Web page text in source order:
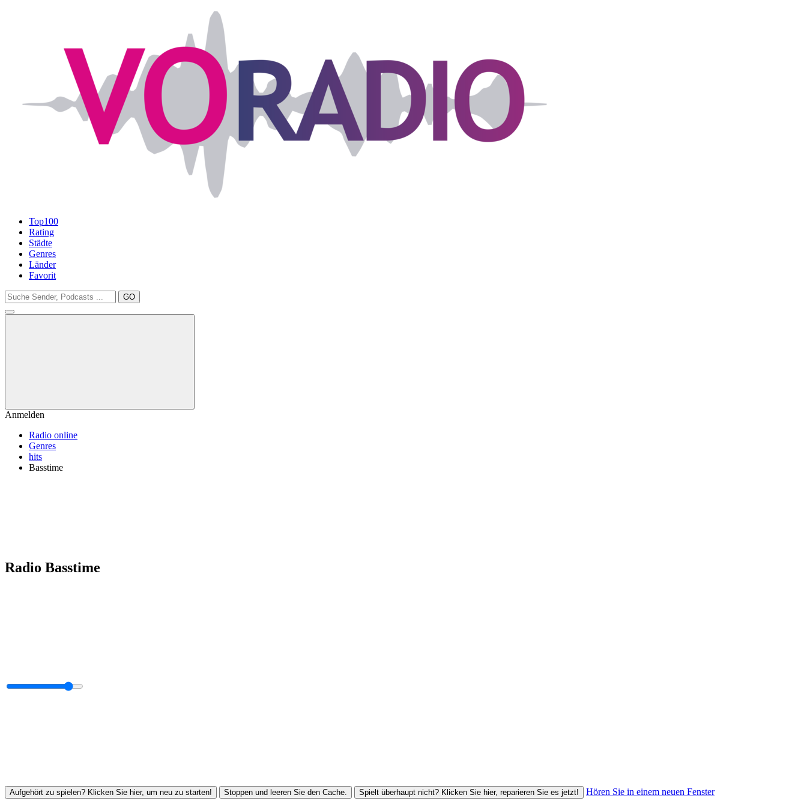
Top100
Rating
Städte
Genres
Länder
Favorit
GO
Anmelden
Radio online
Genres
hits
Basstime
Radio Basstime
Aufgehört zu spielen? Klicken Sie hier, um neu zu starten! Stoppen und leeren Sie den Cache. Spielt überhaupt nicht? Klicken Sie hier, reparieren Sie es jetzt! Hören Sie in einem neuen Fenster